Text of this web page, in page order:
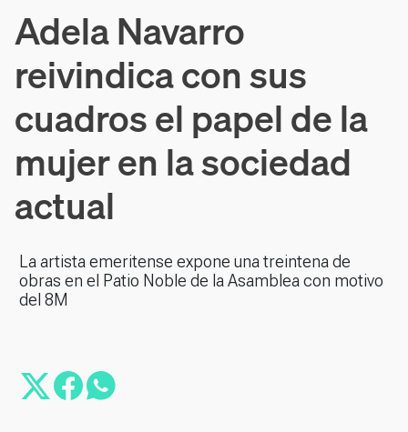
Adela Navarro
reivindica con sus
cuadros el papel de la
mujer en la sociedad
actual
La artista emeritense expone una treintena de
obras en el Patio Noble de la Asamblea con motivo
del 8M